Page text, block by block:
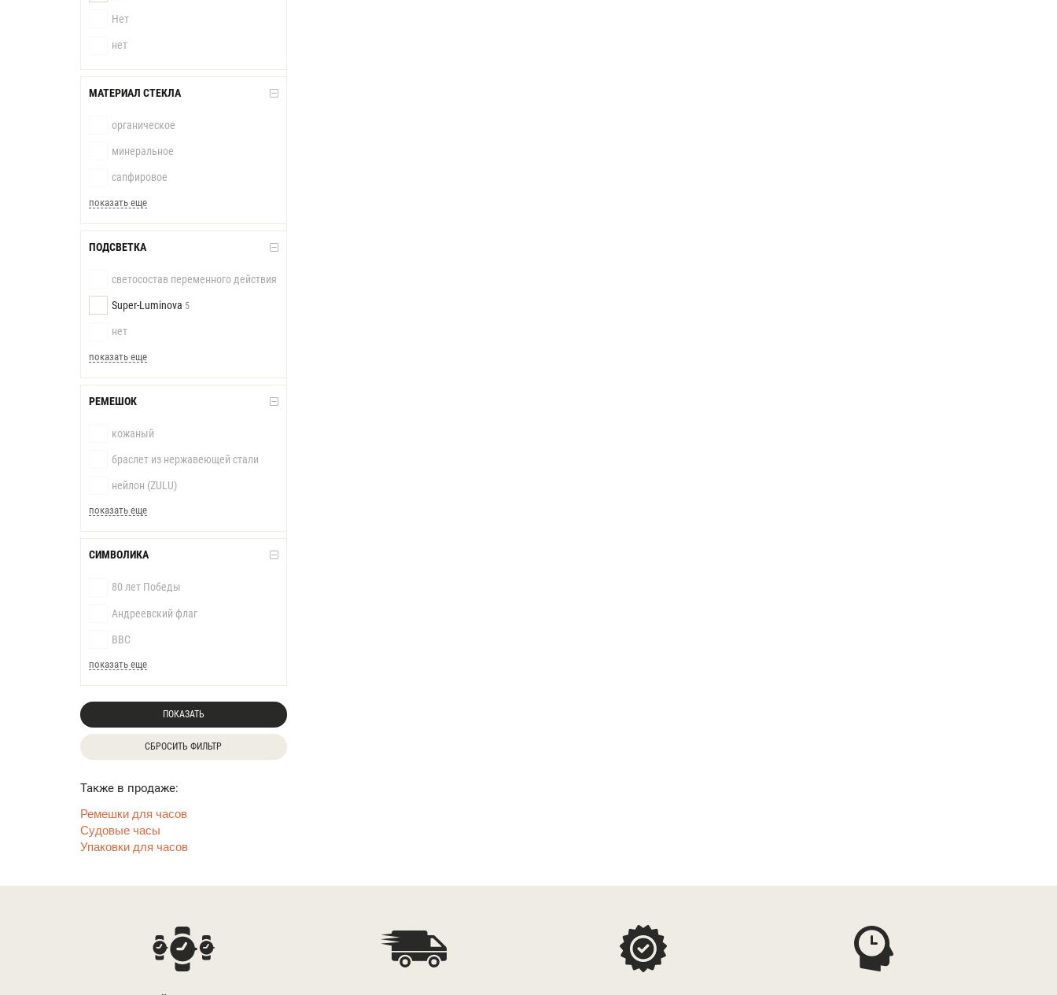
Нет
нет
МАТЕРИАЛ СТЕКЛА
органическое
минеральное
сапфировое
показать еще
ПОДСВЕТКА
светосостав переменного действия
Super-Luminova 5
нет
показать еще
РЕМЕШОК
кожаный
браслет из нержавеющей стали
нейлон (ZULU)
показать еще
СИМВОЛИКА
80 лет Победы
Андреевский флаг
ВВС
показать еще
ПОКАЗАТЬ
СБРОСИТЬ ФИЛЬТР
Также в продаже:
Ремешки для часов
Судовые часы
Упаковки для часов